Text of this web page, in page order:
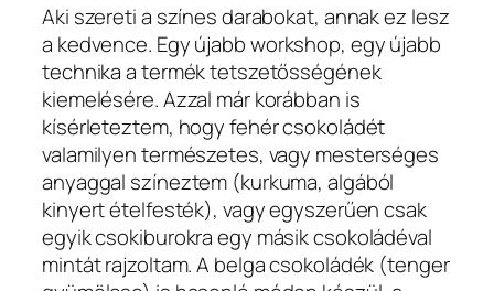
Aki szereti a színes darabokat, annak ez lesz
a kedvence. Egy újabb workshop, egy újabb
technika a termék tetszetősségének
kiemelésére. Azzal már korábban is
kísérleteztem, hogy fehér csokoládét
valamilyen természetes, vagy mesterséges
anyaggal színeztem (kurkuma, algából
kinyert ételfesték), vagy egyszerűen csak
egyik csokiburokra egy másik csokoládéval
mintát rajzoltam. A belga csokoládék (tenger